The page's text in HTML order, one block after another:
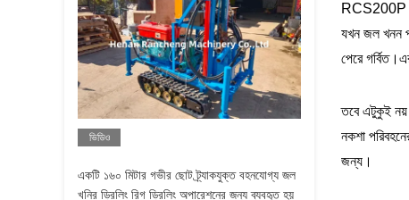
ভিডিও
একটি ১৬০ মিটার গভীর ছোট ট্র্যাকযুক্ত বহনযোগ্য জল
খনির ড্রিলিং রিগ ড্রিলিং অপারেশনের জন্য ব্যবহৃত হয়
RCS200P
যখন জল খনন
পেরে
তবে এটুকুই
নকশা
জন্য।